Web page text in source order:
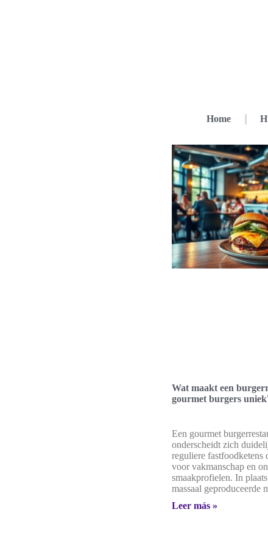
Home
Wat maakt een
gourmet burgers
Een gourmet
onderscheidt zich
reguliere fastfoodketens
voor vakmanschap en
smaakprofielen. In
massaal geproduceerde
Leer más »